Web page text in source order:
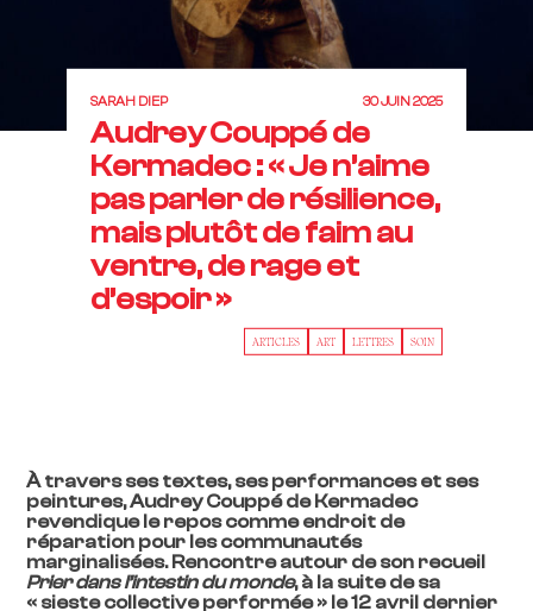
SARAH DIEP 30 JUIN 2025
Audrey Couppé de
Kermadec : « Je n’aime
pas parler de résilience,
mais plutôt de faim au
ventre, de rage et
d’espoir »
ARTICLES ART LETTRES SOIN
À travers ses textes, ses performances et ses
peintures, Audrey Couppé de Kermadec
revendique le repos comme endroit de
réparation pour les communautés
marginalisées. Rencontre autour de son recueil
Prier dans l’intestin du monde, à la suite de sa
« sieste collective performée » le 12 avril dernier